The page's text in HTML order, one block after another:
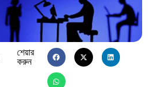
শেয়ার
করুন